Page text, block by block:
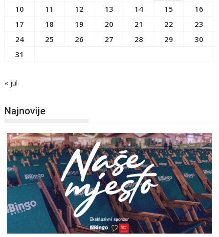
10
11 12 13 14 15
16
17
18 19 20 21 22
23
24
25 26 27 28 29
30
31
« jul
Najnovije